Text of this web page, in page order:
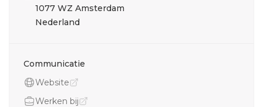
1077 WZ Amsterdam
Nederland
Communicatie
Website
Werken bij